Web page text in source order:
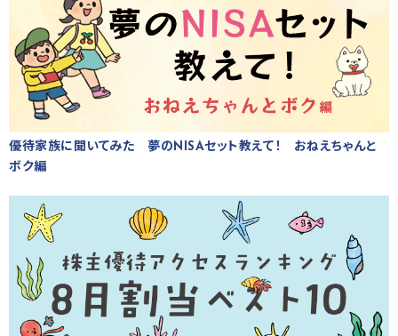
優待家族に聞いてみた 夢のNISAセット教えて！ おねえちゃんと
ボク編